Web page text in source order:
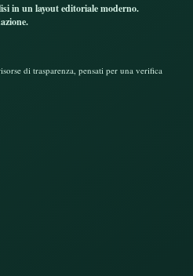
in un layout editoriale moderno.
di trasparenza, pensati per una verifica